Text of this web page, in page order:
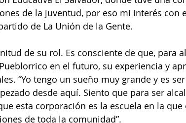
de la juventud, por eso mi interés con
de La Unión de la Gente.
de su rol. Es consciente de que, para
en el futuro, su experiencia y
“Yo tengo un sueño muy grande y es
desde aquí. Siento que para ser
esta corporación es la escuela en la que
de toda la comunidad”.